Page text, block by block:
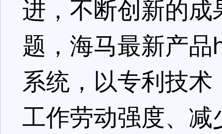
进，不断创新的
题，海马最新产
系统，以专利技
工作劳动强度、